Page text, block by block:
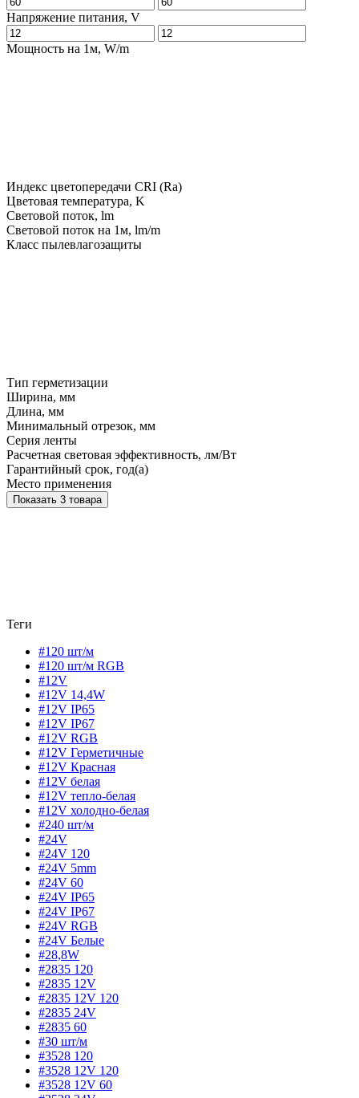
Напряжение питания, V
Мощность на 1м, W/m
Индекс цветопередачи CRI (Ra)
Цветовая температура, K
Световой поток, lm
Световой поток на 1м, lm/m
Класс пылевлагозащиты
Тип герметизации
Ширина, мм
Длина, мм
Минимальный отрезок, мм
Серия ленты
Расчетная световая эффективность, лм/Вт
Гарантийный срок, год(а)
Место применения
Показать 3 товара
Теги
#120 шт/м
#120 шт/м RGB
#12V
#12V 14,4W
#12V IP65
#12V IP67
#12V RGB
#12V Герметичные
#12V Красная
#12V белая
#12V тепло-белая
#12V холодно-белая
#240 шт/м
#24V
#24V 120
#24V 5mm
#24V 60
#24V IP65
#24V IP67
#24V RGB
#24V Белые
#28,8W
#2835 120
#2835 12V
#2835 12V 120
#2835 24V
#2835 60
#30 шт/м
#3528 120
#3528 12V 120
#3528 12V 60